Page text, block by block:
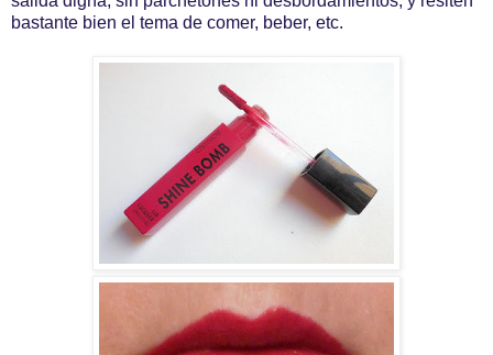
bastante bien el tema de comer, beber, etc.